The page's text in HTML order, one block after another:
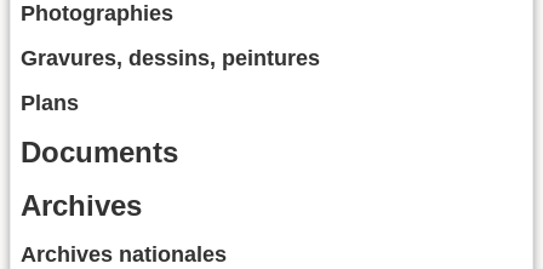
Photographies
Gravures, dessins, peintures
Plans
Documents
Archives
Archives nationales